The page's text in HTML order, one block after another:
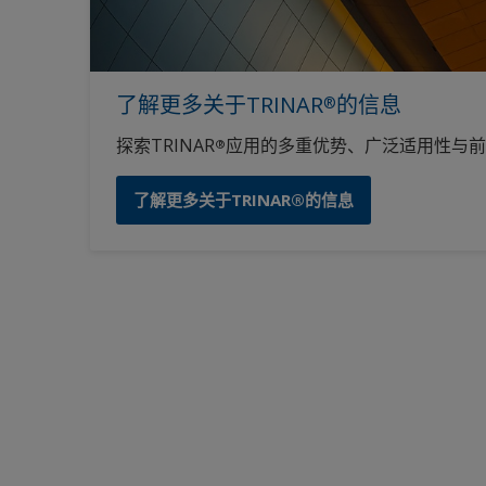
了解更多关于TRINAR®的信息
探索TRINAR®应用的多重优势、广泛适用性与
了解更多关于TRINAR®的信息